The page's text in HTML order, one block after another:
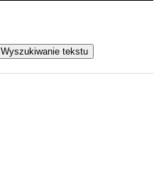
Wyszukiwanie tekstu